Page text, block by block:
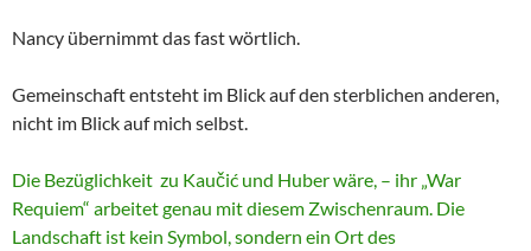
Nancy übernimmt das fast wörtlich.
Gemeinschaft entsteht im Blick auf den sterblichen anderen,
nicht im Blick auf mich selbst.
Die Bezüglichkeit zu Kaučić und Huber wäre, – ihr „War
Requiem“ arbeitet genau mit diesem Zwischenraum. Die
Landschaft ist kein Symbol, sondern ein Ort des